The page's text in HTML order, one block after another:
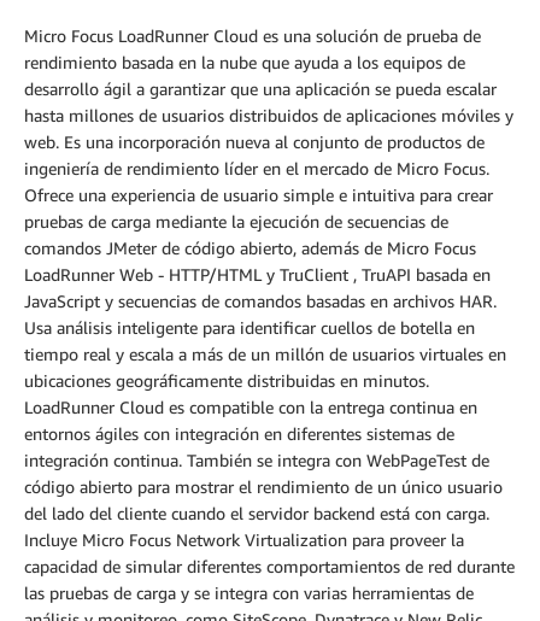
Micro Focus LoadRunner Cloud es una solución de prueba de
rendimiento basada en la nube que ayuda a los equipos de
desarrollo ágil a garantizar que una aplicación se pueda escalar
hasta millones de usuarios distribuidos de aplicaciones móviles y
web. Es una incorporación nueva al conjunto de productos de
ingeniería de rendimiento líder en el mercado de Micro Focus.
Ofrece una experiencia de usuario simple e intuitiva para crear
pruebas de carga mediante la ejecución de secuencias de
comandos JMeter de código abierto, además de Micro Focus
LoadRunner Web - HTTP/HTML y TruClient , TruAPI basada en
JavaScript y secuencias de comandos basadas en archivos HAR.
Usa análisis inteligente para identificar cuellos de botella en
tiempo real y escala a más de un millón de usuarios virtuales en
ubicaciones geográficamente distribuidas en minutos.
LoadRunner Cloud es compatible con la entrega continua en
entornos ágiles con integración en diferentes sistemas de
integración continua. También se integra con WebPageTest de
código abierto para mostrar el rendimiento de un único usuario
del lado del cliente cuando el servidor backend está con carga.
Incluye Micro Focus Network Virtualization para proveer la
capacidad de simular diferentes comportamientos de red durante
las pruebas de carga y se integra con varias herramientas de